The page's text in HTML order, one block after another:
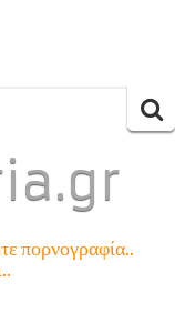
πορνογραφία..